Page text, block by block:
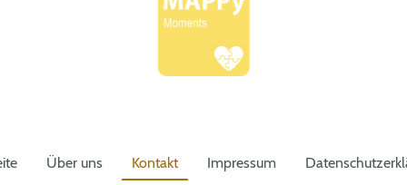
Über uns Kontakt Impressum